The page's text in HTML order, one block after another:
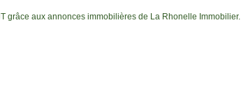
grâce aux annonces immobilières de La Rhonelle Immobilier.